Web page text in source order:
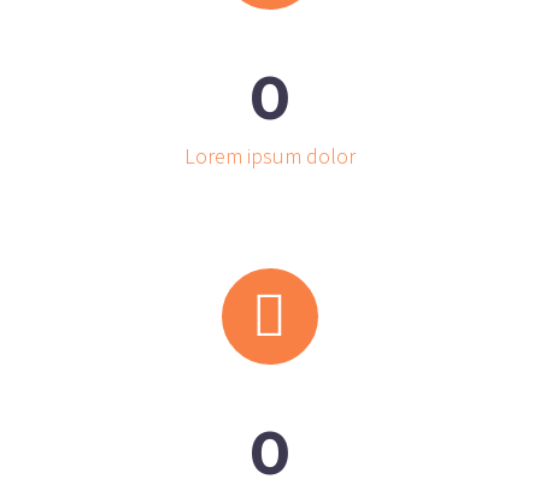
0
Lorem ipsum dolor


0